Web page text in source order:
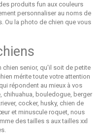
produits fun aux couleurs
personnaliser au noms de
Ou la photo de chien que vous
chien senior, qu'il soit de petite
mérite toute votre attention
répondent au mieux à vos
chihuahua, bouledogue, berger
cocker, husky, chien de
et minuscule roquet, nous
des tailles s aux tailles xxl